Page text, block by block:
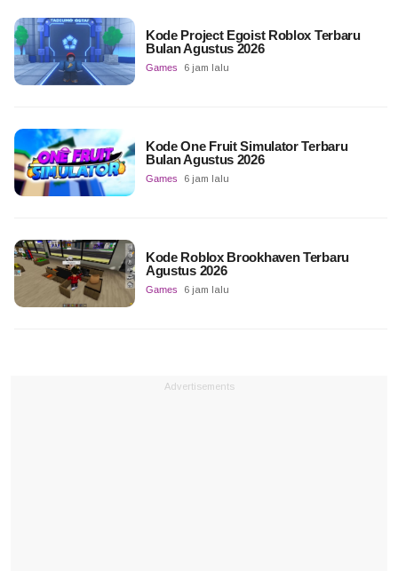
Kode Project Egoist Roblox Terbaru
Bulan Agustus 2026
Games 6 jam lalu
Kode One Fruit Simulator Terbaru
Bulan Agustus 2026
Games 6 jam lalu
Kode Roblox Brookhaven Terbaru
Agustus 2026
Games 6 jam lalu
Advertisements